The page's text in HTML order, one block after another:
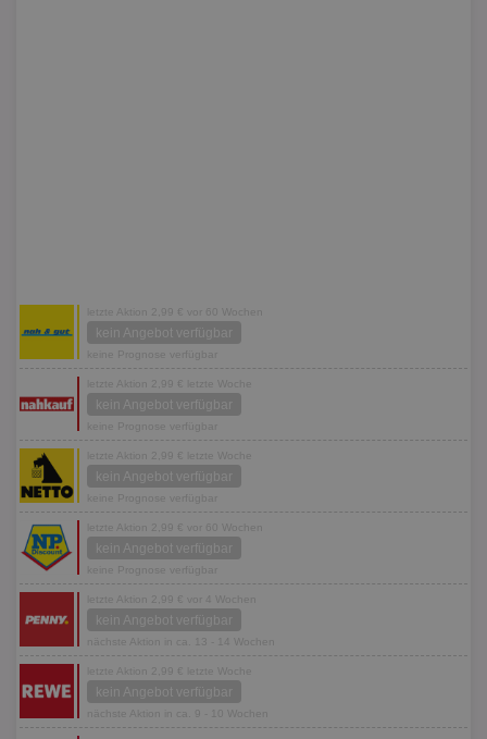
letzte Aktion 2,99 € vor 60 Wochen
kein Angebot verfügbar
keine Prognose verfügbar
letzte Aktion 2,99 € letzte Woche
kein Angebot verfügbar
keine Prognose verfügbar
letzte Aktion 2,99 € letzte Woche
kein Angebot verfügbar
keine Prognose verfügbar
letzte Aktion 2,99 € vor 60 Wochen
kein Angebot verfügbar
keine Prognose verfügbar
letzte Aktion 2,99 € vor 4 Wochen
kein Angebot verfügbar
nächste Aktion in ca. 13 - 14 Wochen
letzte Aktion 2,99 € letzte Woche
kein Angebot verfügbar
nächste Aktion in ca. 9 - 10 Wochen